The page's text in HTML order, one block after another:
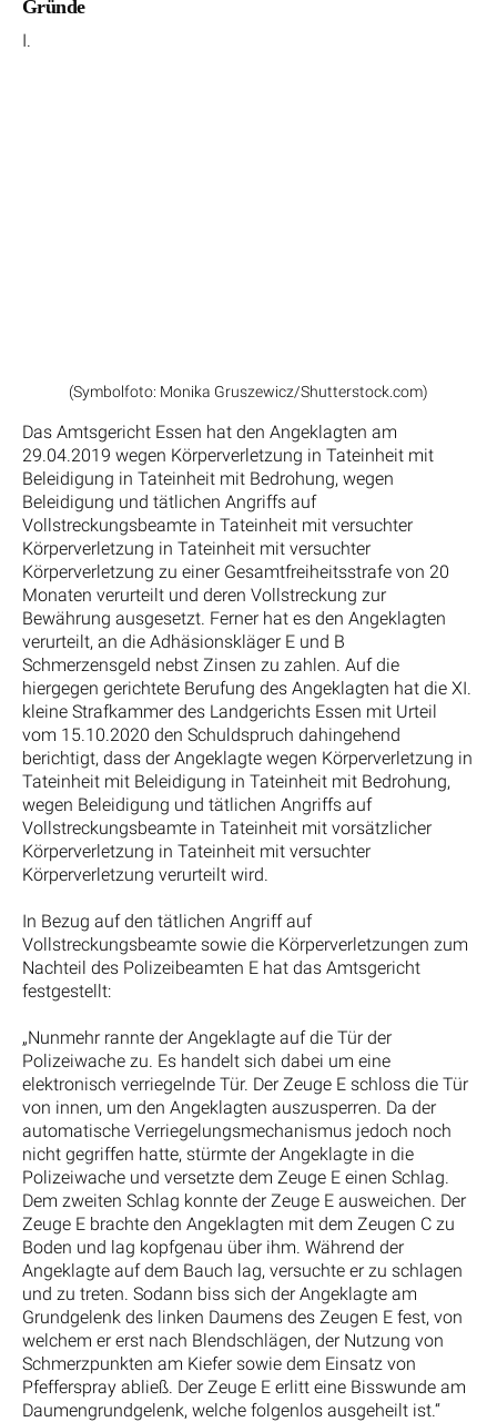
Gründe
I.
(Symbolfoto: Monika Gruszewicz/Shutterstock.com)
Das Amtsgericht Essen hat den Angeklagten am
29.04.2019 wegen Körperverletzung in Tateinheit mit
Beleidigung in Tateinheit mit Bedrohung, wegen
Beleidigung und tätlichen Angriffs auf
Vollstreckungsbeamte in Tateinheit mit versuchter
Körperverletzung in Tateinheit mit versuchter
Körperverletzung zu einer Gesamtfreiheitsstrafe von 20
Monaten verurteilt und deren Vollstreckung zur
Bewährung ausgesetzt. Ferner hat es den Angeklagten
verurteilt, an die Adhäsionskläger E und B
Schmerzensgeld nebst Zinsen zu zahlen. Auf die
hiergegen gerichtete Berufung des Angeklagten hat die XI.
kleine Strafkammer des Landgerichts Essen mit Urteil
vom 15.10.2020 den Schuldspruch dahingehend
berichtigt, dass der Angeklagte wegen Körperverletzung in
Tateinheit mit Beleidigung in Tateinheit mit Bedrohung,
wegen Beleidigung und tätlichen Angriffs auf
Vollstreckungsbeamte in Tateinheit mit vorsätzlicher
Körperverletzung in Tateinheit mit versuchter
Körperverletzung verurteilt wird.
In Bezug auf den tätlichen Angriff auf
Vollstreckungsbeamte sowie die Körperverletzungen zum
Nachteil des Polizeibeamten E hat das Amtsgericht
festgestellt:
„Nunmehr rannte der Angeklagte auf die Tür der
Polizeiwache zu. Es handelt sich dabei um eine
elektronisch verriegelnde Tür. Der Zeuge E schloss die Tür
von innen, um den Angeklagten auszusperren. Da der
automatische Verriegelungsmechanismus jedoch noch
nicht gegriffen hatte, stürmte der Angeklagte in die
Polizeiwache und versetzte dem Zeuge E einen Schlag.
Dem zweiten Schlag konnte der Zeuge E ausweichen. Der
Zeuge E brachte den Angeklagten mit dem Zeugen C zu
Boden und lag kopfgenau über ihm. Während der
Angeklagte auf dem Bauch lag, versuchte er zu schlagen
und zu treten. Sodann biss sich der Angeklagte am
Grundgelenk des linken Daumens des Zeugen E fest, von
welchem er erst nach Blendschlägen, der Nutzung von
Schmerzpunkten am Kiefer sowie dem Einsatz von
Pfefferspray abließ. Der Zeuge E erlitt eine Bisswunde am
Daumengrundgelenk, welche folgenlos ausgeheilt ist.“